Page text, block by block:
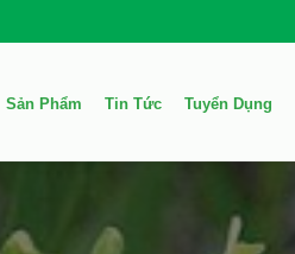
Sản Phẩm Tin Tức Tuyển Dụng